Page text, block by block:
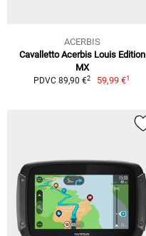
ACERBIS
Cavalletto Acerbis Louis Edition
MX
PDVC 89,90 €2 59,99 €1